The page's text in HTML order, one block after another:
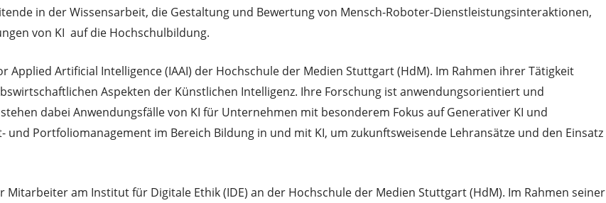
in der Wissensarbeit, die Gestaltung und Bewertung von Mensch-Roboter-Dienstleistungsinteraktionen,
von KI auf die Hochschulbildung.
Artificial Intelligence (IAAI) der Hochschule der Medien Stuttgart (HdM). Im Rahmen ihrer Tätigkeit
Aspekten der Künstlichen Intelligenz. Ihre Forschung ist anwendungsorientiert und
dabei Anwendungsfälle von KI für Unternehmen mit besonderem Fokus auf Generativer KI und
Portfoliomanagement im Bereich Bildung in und mit KI, um zukunftsweisende Lehransätze und den Einsatz
am Institut für Digitale Ethik (IDE) an der Hochschule der Medien Stuttgart (HdM). Im Rahmen seiner